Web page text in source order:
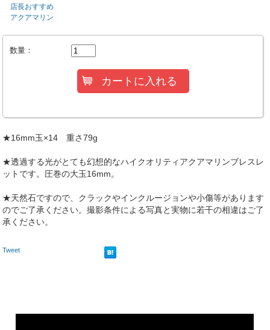
店長おすすめ
アクアマリン
数量：
★16mm玉×14 重さ79g
★透過する光がとても幻想的なハイクオリティアクアマリンブレスレ
ットです。圧巻の大玉16mm。
★天然石ですので、クラックやインクルージョンや小傷等があります
のでご了承ください。撮影条件による写真と実物に若干の相違はご了
承ください。
Tweet